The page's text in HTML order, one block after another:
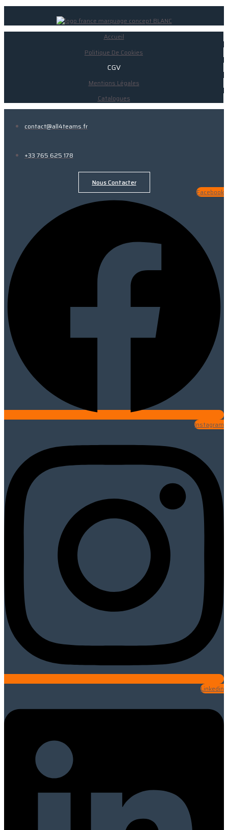
Accueil
Politique De Cookies
CGV
Mentions Légales
Catalogues
contact@all4teams.fr
+33 765 625 178
Nous Contacter
Facebook
Instagram
Linkedin